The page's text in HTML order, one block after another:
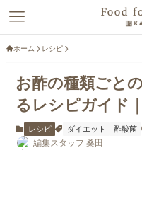
ホーム レシピ
お酢の種類ごと
るレシピガイド
レシピ ダイエット 酢酸菌
編集スタッフ 桑田